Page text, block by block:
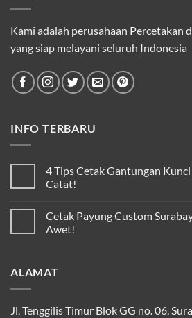
Kami adalah perusahaan Percetakan
yang siap melayani seluruh Indonesia
INFO TERBARU
4 Tips Cetak Gantungan
Catat!
Cetak Payung Custom
Awet!
ALAMAT
Jl. Tenggilis Timur Blok GG no. 06,